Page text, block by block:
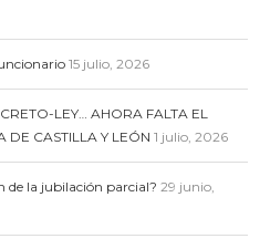
15 julio, 2026
LEY… AHORA FALTA EL
DE CASTILLA Y LEÓN 1 julio, 2026
de la jubilación parcial? 29 junio,